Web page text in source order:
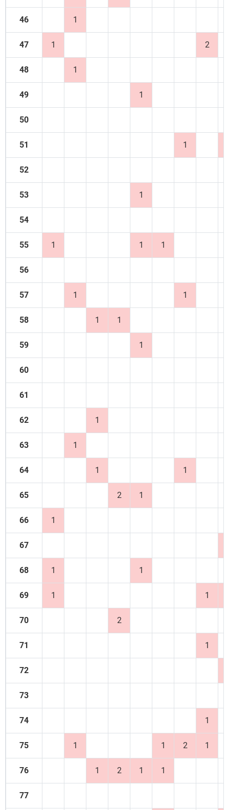
46 1
47 1 2
48 1
49 1
50
51 1
52
53 1
54
55 1 1 1
56
57 1 1
58 1 1
59 1
60
61
62 1
63 1
64 1 1
65 2 1
66 1
67
68 1 1
69 1 1
70 2
71 1
72
73
74 1
75 1 1 2 1
76 1 2 1 1
77